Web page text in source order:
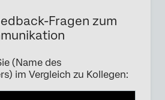
Fragen zum
(Name des
im Vergleich zu Kollegen: